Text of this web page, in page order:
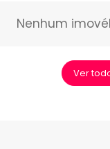
Nenhum
Ver